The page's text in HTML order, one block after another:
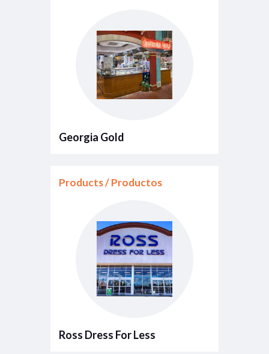
Georgia Gold
Products / Productos
Ross Dress For Less